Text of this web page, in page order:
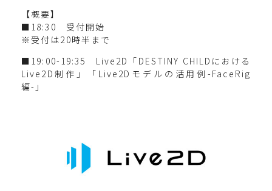
【概要】
■18:30 受付開始
※受付は20時半まで
■19:00-19:35 Live2D「DESTINY CHILDにおける
Live2D制作」「Live2Dモデルの活用例-FaceRig
編-」